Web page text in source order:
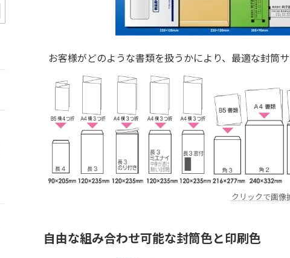
お客様がどのような書類を扱うかにより、最適な封筒
クリックで画像
自由な組み合わせ可能な封筒色と印刷色